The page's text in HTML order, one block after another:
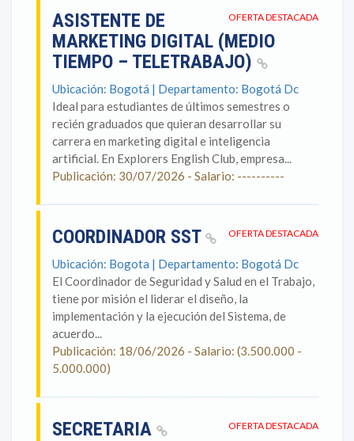
OFERTA DESTACADA
ASISTENTE DE
MARKETING DIGITAL (MEDIO
TIEMPO – TELETRABAJO)
Ubicación: Bogotá | Departamento: Bogotá Dc
Ideal para estudiantes de últimos semestres o
recién graduados que quieran desarrollar su
carrera en marketing digital e inteligencia
artificial. En Explorers English Club, empresa...
Publicación: 30/07/2026 - Salario: ----------
OFERTA DESTACADA
COORDINADOR SST
Ubicación: Bogota | Departamento: Bogotá Dc
El Coordinador de Seguridad y Salud en el Trabajo,
tiene por misión el liderar el diseño, la
implementación y la ejecución del Sistema, de
acuerdo...
Publicación: 18/06/2026 - Salario: (3.500.000 -
5.000.000)
OFERTA DESTACADA
SECRETARIA